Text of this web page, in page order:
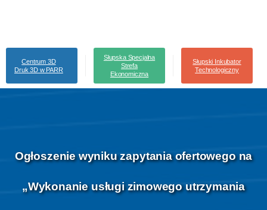
Centrum 3D
Druk 3D w PARR
Słupska Specjalna
Strefa
Ekonomiczna
Słupski Inkubator
Technologiczny
Ogłoszenie wyniku zapytania ofertowego na
„Wykonanie usługi zimowego utrzymania